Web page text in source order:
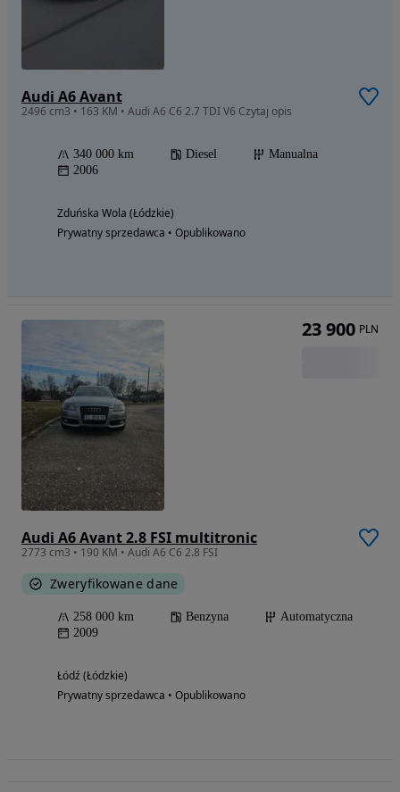
Audi A6 Avant
2496 cm3 • 163 KM • Audi A6 C6 2.7 TDI V6 Czytaj opis
340 000 km Diesel
Manualna
2006
Zduńska Wola (Łódzkie)
Prywatny sprzedawca • Opublikowano
Audi A6 Avant 2.8 FSI multitronic
2773 cm3 • 190 KM • Audi A6 C6 2.8 FSI
Zweryfikowane dane
258 000 km Benzyna
Automatyczna
2009
Łódź (Łódzkie)
Prywatny sprzedawca • Opublikowano
23 900 PLN